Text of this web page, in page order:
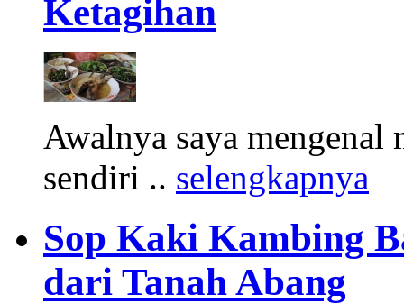
Ketagihan
Awalnya saya mengenal
sendiri .. selengkapnya
Sop Kaki Kambing
dari Tanah Abang